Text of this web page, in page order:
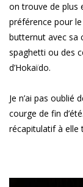
on trouve de plus
préférence pour
butternut avec sa
spaghetti ou des
d’Hokaïdo.
Je n’ai pas oublié
courge de fin
récapitulatif à elle